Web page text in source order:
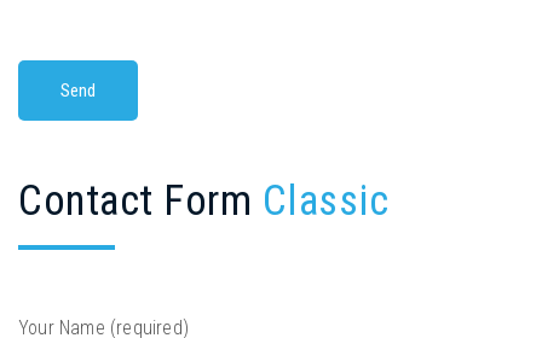
Contact Form Classic
Your Name (required)